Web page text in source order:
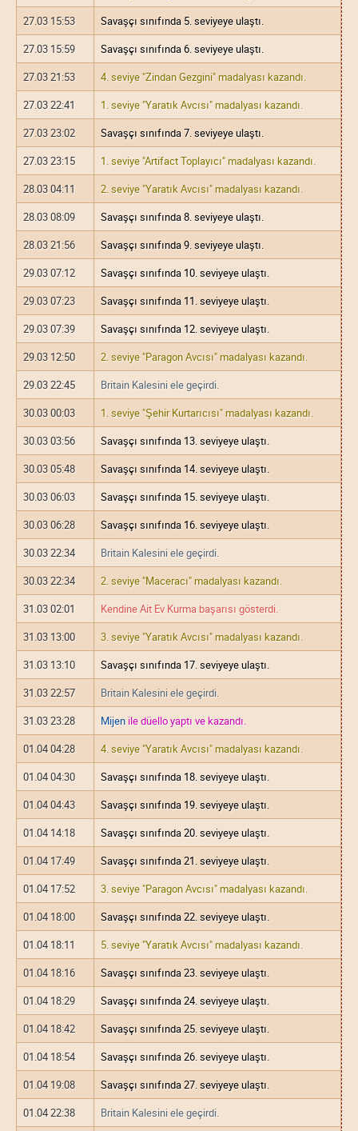
27.03 15:53
Savaşçı sınıfında 5. seviyeye ulaştı.
27.03 15:59
Savaşçı sınıfında 6. seviyeye ulaştı.
27.03 21:53
4. seviye "Zindan Gezgini" madalyası kazandı.
27.03 22:41
1. seviye "Yaratık Avcısı" madalyası kazandı.
27.03 23:02
Savaşçı sınıfında 7. seviyeye ulaştı.
27.03 23:15
1. seviye "Artifact Toplayıcı" madalyası kazandı.
28.03 04:11
2. seviye "Yaratık Avcısı" madalyası kazandı.
28.03 08:09
Savaşçı sınıfında 8. seviyeye ulaştı.
28.03 21:56
Savaşçı sınıfında 9. seviyeye ulaştı.
29.03 07:12
Savaşçı sınıfında 10. seviyeye ulaştı.
29.03 07:23
Savaşçı sınıfında 11. seviyeye ulaştı.
29.03 07:39
Savaşçı sınıfında 12. seviyeye ulaştı.
29.03 12:50
2. seviye "Paragon Avcısı" madalyası kazandı.
29.03 22:45
Britain Kalesini ele geçirdi.
30.03 00:03
1. seviye "Şehir Kurtarıcısı" madalyası kazandı.
30.03 03:56
Savaşçı sınıfında 13. seviyeye ulaştı.
30.03 05:48
Savaşçı sınıfında 14. seviyeye ulaştı.
30.03 06:03
Savaşçı sınıfında 15. seviyeye ulaştı.
30.03 06:28
Savaşçı sınıfında 16. seviyeye ulaştı.
30.03 22:34
Britain Kalesini ele geçirdi.
30.03 22:34
2. seviye "Maceracı" madalyası kazandı.
31.03 02:01
Kendine Ait Ev Kurma başarısı gösterdi.
31.03 13:00
3. seviye "Yaratık Avcısı" madalyası kazandı.
31.03 13:10
Savaşçı sınıfında 17. seviyeye ulaştı.
31.03 22:57
Britain Kalesini ele geçirdi.
31.03 23:28
Mijen ile düello yaptı ve kazandı.
01.04 04:28
4. seviye "Yaratık Avcısı" madalyası kazandı.
01.04 04:30
Savaşçı sınıfında 18. seviyeye ulaştı.
01.04 04:43
Savaşçı sınıfında 19. seviyeye ulaştı.
01.04 14:18
Savaşçı sınıfında 20. seviyeye ulaştı.
01.04 17:49
Savaşçı sınıfında 21. seviyeye ulaştı.
01.04 17:52
3. seviye "Paragon Avcısı" madalyası kazandı.
01.04 18:00
Savaşçı sınıfında 22. seviyeye ulaştı.
01.04 18:11
5. seviye "Yaratık Avcısı" madalyası kazandı.
01.04 18:16
Savaşçı sınıfında 23. seviyeye ulaştı.
01.04 18:29
Savaşçı sınıfında 24. seviyeye ulaştı.
01.04 18:42
Savaşçı sınıfında 25. seviyeye ulaştı.
01.04 18:54
Savaşçı sınıfında 26. seviyeye ulaştı.
01.04 19:08
Savaşçı sınıfında 27. seviyeye ulaştı.
01.04 22:38
Britain Kalesini ele geçirdi.